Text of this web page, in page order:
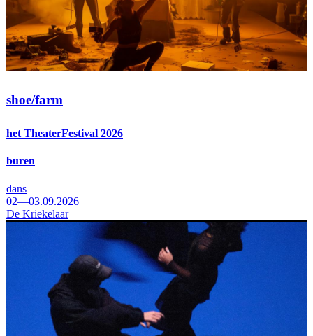
shoe/farm
het TheaterFestival 2026
buren
dans
02—03.09.2026
De Kriekelaar